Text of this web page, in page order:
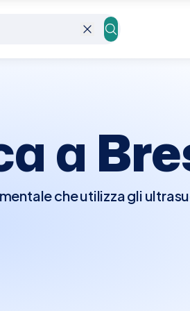
a
che utilizza gli
vescica. Questo tipo di